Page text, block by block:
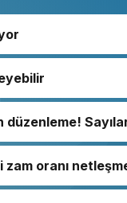
düzenleme!
oranı